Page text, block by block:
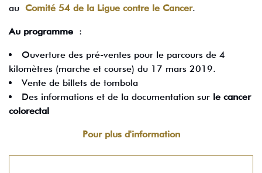
au Comité 54 de la Ligue contre le Cancer.
Au programme :
Ouverture des pré-ventes pour le parcours de 4
kilomètres (marche et course) du 17 mars 2019.
Vente de billets de tombola
Des informations et de la documentation sur le cancer
colorectal
Pour plus d'information